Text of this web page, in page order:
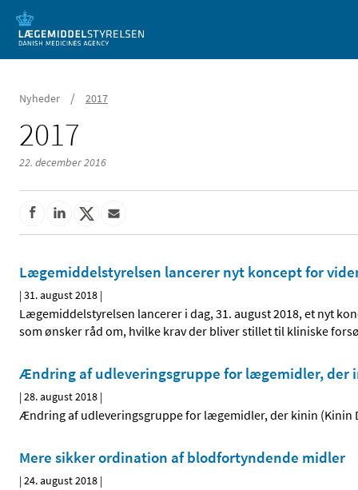
Mobil visning
Nyheder / 2017
2017
22. december 2016
Lægemiddelstyrelsen lancerer nyt koncept for
|31. august 2018 |
Lægemiddelstyrelsen lancerer i dag, 31. august 2018, et nyt
som ønsker råd om, hvilke krav der bliver stillet til kliniske
Ændring af udleveringsgruppe for lægemidler, der
|28. august 2018 |
Ændring af udleveringsgruppe for lægemidler, der kinin (Kinin
Mere sikker ordination af blodfortyndende midler
|24. august 2018 |